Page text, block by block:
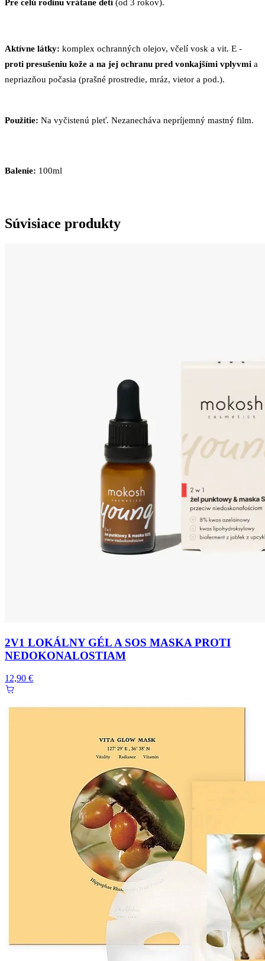
Pre celú rodinu vrátane detí (od 3 rokov).
Aktívne látky: komplex ochranných olejov, včelí vosk a vit. E -
proti presušeniu kože a na jej ochranu pred vonkajšími vplyvmi a
nepriazňou počasia (prašné prostredie, mráz, vietor a pod.).
Použitie: Na vyčistenú pleť. Nezanecháva nepríjemný mastný film.
Balenie: 100ml
Súvisiace produkty
2V1 LOKÁLNY GÉL A SOS MASKA PROTI
NEDOKONALOSTIAM
12,90 €